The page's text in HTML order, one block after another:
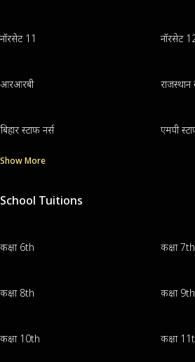
नॉरसेट 11 नॉरसेट
आरआरबी राजस्थान
बिहार स्टाफ नर्स एमपी
Show More
School Tuitions
कक्षा 6th कक्षा 7th
कक्षा 8th कक्षा 9th
कक्षा 10th कक्षा